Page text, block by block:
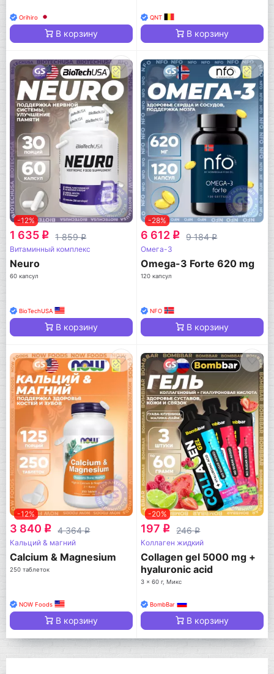
Orihiro
В корзину
QNT
В корзину
-12%
1 635 q 1 859q
Витаминный комплекс
Neuro
60 капсул
BioTechUSA
В корзину
-28%
6 612 q 9 184q
Омега-3
Omega-3 Forte 620 mg
120 капсул
NFO
В корзину
-12%
3 840 q 4 364q
Кальций & магний
Calcium & Magnesium
250 таблеток
NOW Foods
В корзину
-20%
197 q 246q
Коллаген жидкий
Collagen gel 5000 mg +
hyaluronic acid
3 x 60 г, Микс
BombBar
В корзину